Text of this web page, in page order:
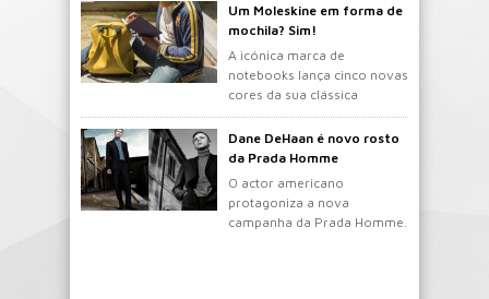
Um Moleskine em forma de
mochila? Sim!
A icónica marca de
notebooks lança cinco novas
cores da sua clássica
mochila.
Dane DeHaan é novo rosto
da Prada Homme
O actor americano
protagoniza a nova
campanha da Prada Homme.